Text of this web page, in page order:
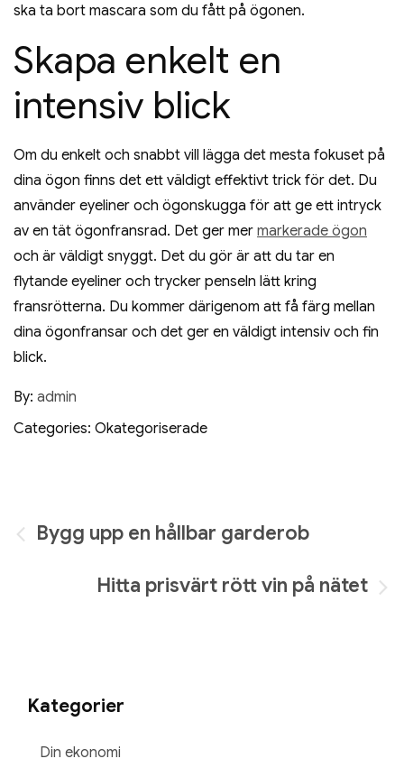
ska ta bort mascara som du fått på ögonen.
Skapa enkelt en
intensiv blick
Om du enkelt och snabbt vill lägga det mesta fokuset på
dina ögon finns det ett väldigt effektivt trick för det. Du
använder eyeliner och ögonskugga för att ge ett intryck
av en tät ögonfransrad. Det ger mer markerade ögon
och är väldigt snyggt. Det du gör är att du tar en
flytande eyeliner och trycker penseln lätt kring
fransrötterna. Du kommer därigenom att få färg mellan
dina ögonfransar och det ger en väldigt intensiv och fin
blick.
By: admin
Categories: Okategoriserade
Inläggsnavigering
Bygg upp en hållbar garderob
Hitta prisvärt rött vin på nätet
Kategorier
Din ekonomi